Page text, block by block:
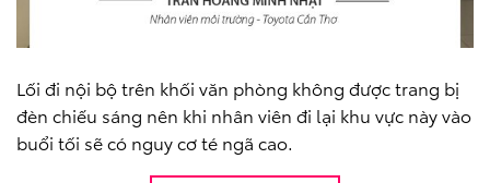
Lối đi nội bộ trên khối văn phòng không được trang bị
đèn chiếu sáng nên khi nhân viên đi lại khu vực này vào
buổi tối sẽ có nguy cơ té ngã cao.